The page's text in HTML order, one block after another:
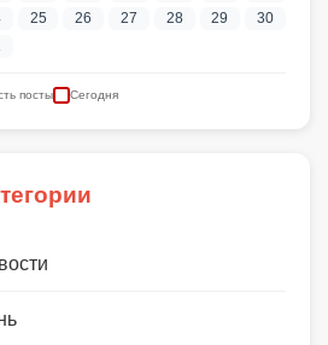
25 26 27 28 29
30
посты Сегодня